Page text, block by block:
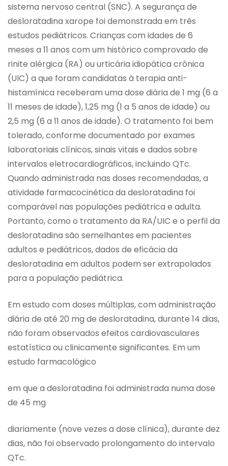
sistema nervoso central (SNC). A segurança de
desloratadina xarope foi demonstrada em três
estudos pediátricos. Crianças com idades de 6
meses a 11 anos com um histórico comprovado de
rinite alérgica (RA) ou urticária idiopática crônica
(UIC) a que foram candidatas à terapia anti-
histamínica receberam uma dose diária de 1 mg (6 a
11 meses de idade), 1,25 mg (1 a 5 anos de idade) ou
2,5 mg (6 a 11 anos de idade). O tratamento foi bem
tolerado, conforme documentado por exames
laboratoriais clínicos, sinais vitais e dados sobre
intervalos eletrocardiográficos, incluindo QTc.
Quando administrada nas doses recomendadas, a
atividade farmacocinética da desloratadina foi
comparável nas populações pediátrica e adulta.
Portanto, como o tratamento da RA/UIC e o perfil da
desloratadina são semelhantes em pacientes
adultos e pediátricos, dados de eficácia da
desloratadina em adultos podem ser extrapolados
para a população pediátrica.
Em estudo com doses múltiplas, com administração
diária de até 20 mg de desloratadina, durante 14 dias,
não foram observados efeitos cardiovasculares
estatística ou clinicamente significantes. Em um
estudo farmacológico
em que a desloratadina foi administrada numa dose
de 45 mg
diariamente (nove vezes a dose clínica), durante dez
dias, não foi observado prolongamento do intervalo
QTc.